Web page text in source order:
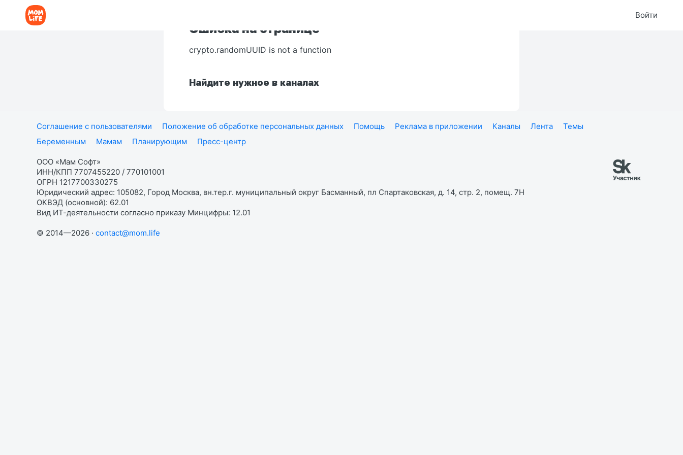
Войти
Ошибка на странице
crypto.randomUUID is not a function
Найдите нужное в каналах
Соглашение с пользователями Положение об обработке персональных данных Помощь Реклама в приложении Каналы Лента
Темы
Беременным
Мамам Планирующим Пресс-центр
ООО «Мам Софт»
ИНН/КПП 7707455220 / 770101001
ОГРН 1217700330275
Юридический адрес: 105082, Город Москва, вн.тер.г. муниципальный округ Басманный, пл Спартаковская, д. 14, стр. 2, помещ. 7Н
ОКВЭД (основной): 62.01
Вид ИТ-деятельности согласно приказу Минцифры: 12.01
© 2014—2026 · contact@mom.life